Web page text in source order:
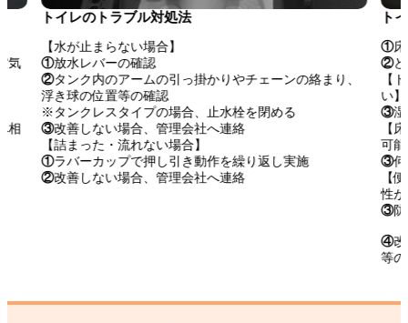
気
相
トイレのトラブル対処法
【水が止まらない場合】
①放水レバーの確認
②タンク内のアームの引っ掛かりやチェーンの絡まり、
浮き球の位置等の確認
※タンクレスタイプの場合、止水栓を閉める
③改善しない場合、管理会社へ連絡
【詰まった・流れない場合】
①ラバーカップで押し引き動作を繰り返し実施
②改善しない場合、管理会社へ連絡
ト
①
②
【
い】
③
【
可
③
【
性
③
④
等